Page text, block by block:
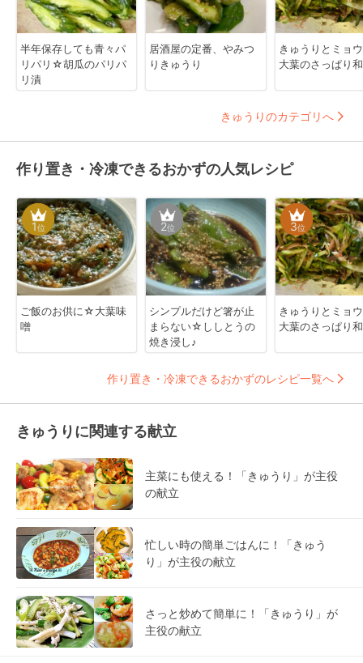
半年保存しても青々パ
リパリ☆胡瓜のパリパ
リ漬
居酒屋の定番、やみつ
りきゅうり
きゅうりとミョ
大葉のさっぱり
きゅうりのカテゴリへ
作り置き・冷凍できるおかずの人気レシピ
1位
ご飯のお供に☆大葉味
噌
2位
シンプルだけど箸が止
まらない☆ししとうの
焼き浸し♪
3位
きゅうりとミョ
大葉のさっぱり
作り置き・冷凍できるおかずのレシピ一覧へ
きゅうりに関連する献立
主菜にも使える！「きゅうり」が主役
の献立
忙しい時の簡単ごはんに！「きゅう
り」が主役の献立
さっと炒めて簡単に！「きゅうり」が
主役の献立